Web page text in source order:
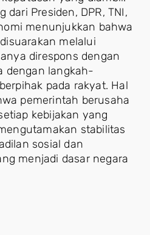
dari Presiden, DPR, TNI,
menunjukkan bahwa
melalui
direspons dengan
dengan langkah-
pada rakyat. Hal
pemerintah berusaha
kebijakan yang
stabilitas
sosial dan
menjadi dasar negara